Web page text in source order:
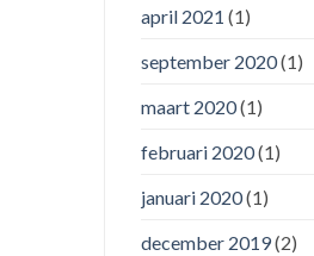
april 2021 (1)
september 2020(1)
maart 2020(1)
februari 2020(1)
januari 2020(1)
december 2019(2)